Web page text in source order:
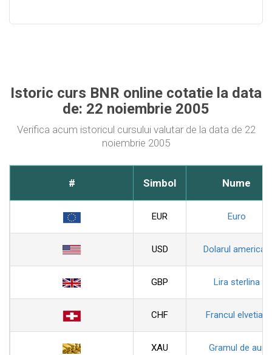
Istoric curs BNR online cotatie la data
de: 22 noiembrie 2005
Verifica acum istoricul cursului valutar de la data de 22
noiembrie 2005
# Simbol Nume
EUR Euro
USD Dolarul american
GBP Lira sterlina
CHF Francul elvetian
XAU Gramul de aur